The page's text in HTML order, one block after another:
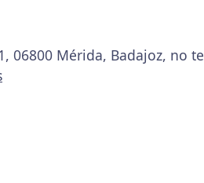
06800 Mérida, Badajoz, no te